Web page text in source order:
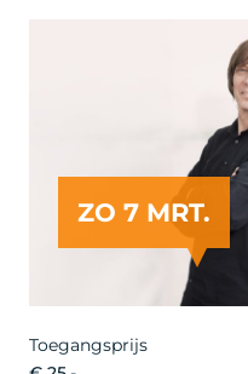
ZO 7 MRT.
Toegangsprijs